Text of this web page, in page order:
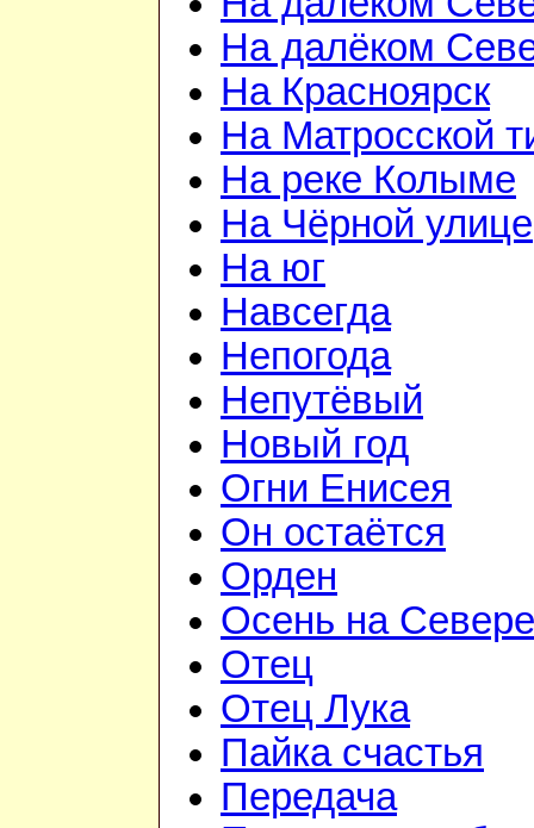
На далёком
На Красноярск
На Матросской
На реке Колыме
На Чёрной улице
На юг
Навсегда
Непогода
Непутёвый
Новый год
Огни Енисея
Он остаётся
Орден
Осень на Севере
Отец
Отец Лука
Пайка счастья
Передача